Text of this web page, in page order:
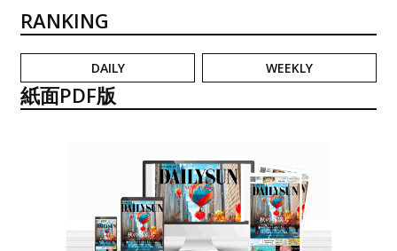
RANKING
DAILY WEEKLY
紙面PDF版